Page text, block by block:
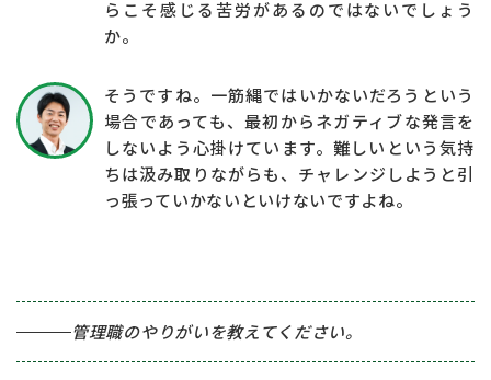
らこそ感じる苦労があるのではないでしょう
か。
そうですね。一筋縄ではいかないだろうという
場合であっても、最初からネガティブな発言を
しないよう心掛けています。難しいという気持
ちは汲み取りながらも、チャレンジしようと引
っ張っていかないといけないですよね。
管理職のやりがいを教えてください。